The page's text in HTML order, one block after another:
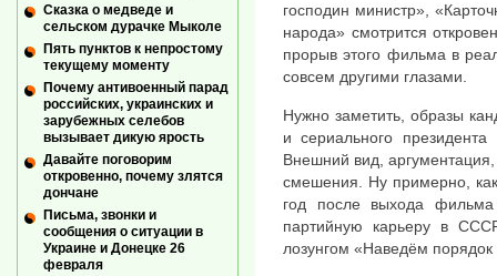
господин министр»,
народа» смотрится
прорыв этого фильма в
совсем другими глазами.
Нужно заметить, образы
и сериального
Внешний вид,
смешения. Ну примерно,
год после выхода
партийную карьеру в
лозунгом «Наведём порядок
Сказка о медведе и
сельском дурачке Мыколе
Пять пунктов к непростому
текущему моменту
Почему антивоенный парад
российских, украинских и
зарубежных селебов
вызывает дикую ярость
Давайте поговорим
откровенно, почему злятся
дончане
Письма, звонки и
сообщения о ситуации в
Украине и Донецке 26
февраля